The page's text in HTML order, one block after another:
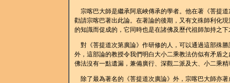
宗喀巴大師是繼承阿底峽傳承的學者。他在著《菩提
勸請宗喀巴著出此論。在著論的後期，又有文殊師利化
的知識而促成的，它同時也是在諸佛及歷代祖師加持之下
對《菩提道次第廣論》作研修的人，可以通過這部殊
外，這部論的教授令我們明白大小二乘教法仿似有矛盾
佛法沒有一點遺漏，兼備廣行、深觀二派及大、小二乘
除了最為著名的《菩提道次廣論》外，宗喀巴大師亦